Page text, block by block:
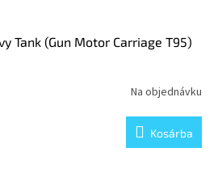
Tank (Gun Motor Carriage T95)
Na objednávku
Kosárba